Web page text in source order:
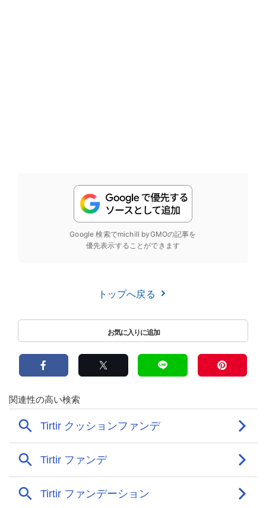
Google 検索でmichill byGMOの記事を
優先表示することができます
トップへ戻る